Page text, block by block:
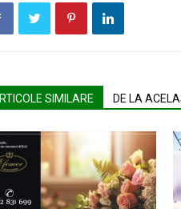
SIMILARE DE LA